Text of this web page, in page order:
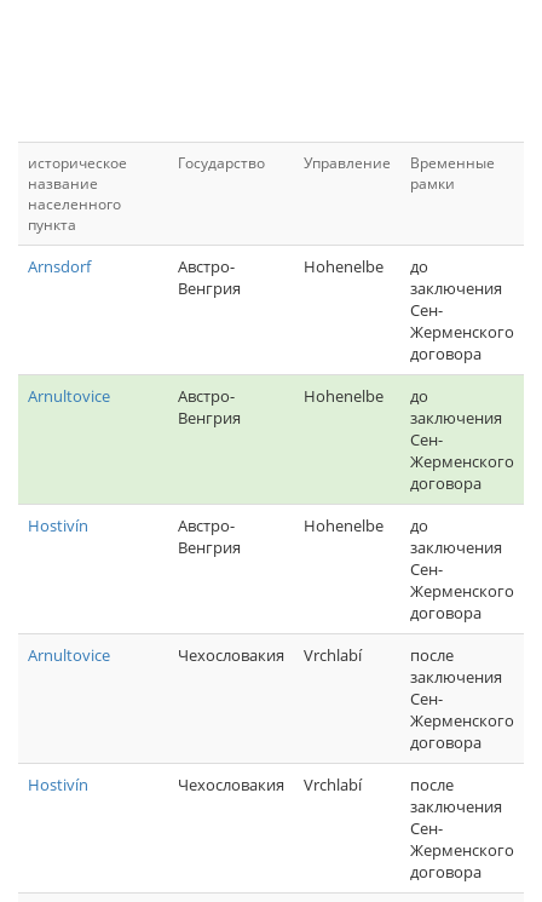
историческое
название
населенного
пункта
Государство Управление
Временные
рамки
Arnsdorf
Австро-
Венгрия
Hohenelbe
до
заключения
Сен-
Жерменского
договора
Arnultovice
Австро-
Венгрия
Hohenelbe
до
заключения
Сен-
Жерменского
договора
Hostivín
Австро-
Венгрия
Hohenelbe
до
заключения
Сен-
Жерменского
договора
Arnultovice
Чехословакия Vrchlabí
после
заключения
Сен-
Жерменского
договора
Hostivín
Чехословакия Vrchlabí
после
заключения
Сен-
Жерменского
договора